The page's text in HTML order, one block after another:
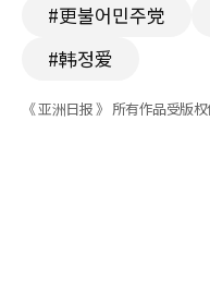
#更불어민주党
#韩정爱
《 亚洲日报 》 所有作品受版